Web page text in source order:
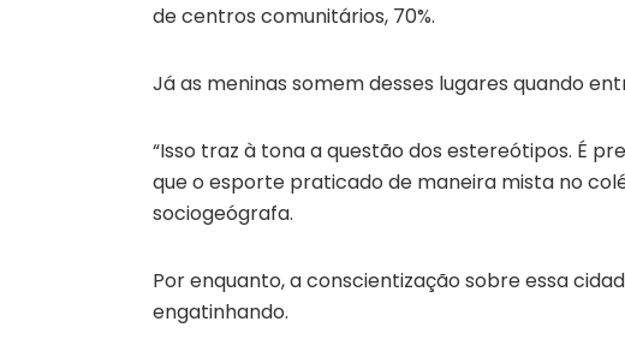
de centros comunitários, 70%.
Já as meninas somem desses lugares quando
“Isso traz à tona a questão dos estereótipos. É
que o esporte praticado de maneira mista no
sociogeógrafa.
Por enquanto, a conscientização sobre essa
engatinhando.